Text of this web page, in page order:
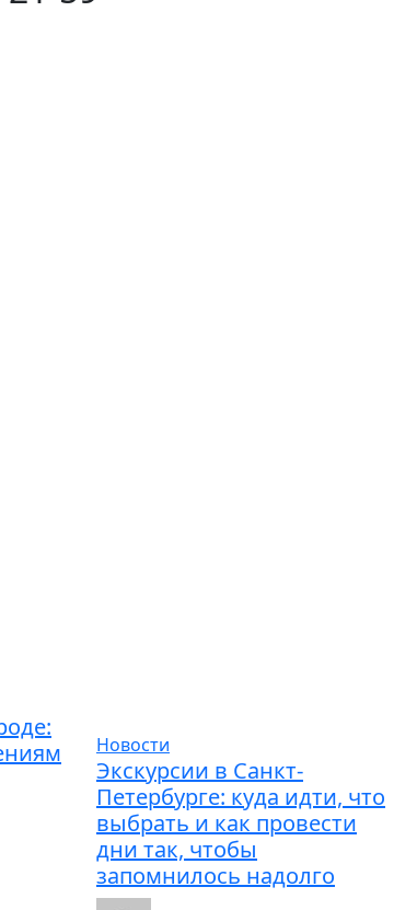
Новости
Экскурсии в Санкт-
Петербурге: куда идти, что
выбрать и как провести
дни так, чтобы
запомнилось надолго